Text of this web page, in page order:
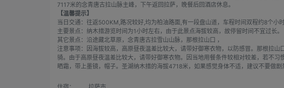
7117米的念青唐古拉山脉主峰，下午返回拉萨，晚餐后回酒店休息。
【温馨提示】
当日交通：往返500KM,路况较好,均为柏油路面,有一段盘山道，车程时间双程约8个小时
主要景点：纳木措游览时间为1小时左右，由于此景点海拔较高，故停留时间不宜过长。
其它景点：沿途藏北草原，念青唐古拉雪山山脉，那根拉山口 ，
注意事项：因海拔较高，高原昼夜温差比较大，请带好御寒衣物，以防感冒。那根拉
骑。由于高原昼夜温差比较大，请带好御寒衣物。因当地用餐条件较相对较差，若不
晒霜，带上墨镜，帽子。圣湖纳木措的海拔4718米，如果感觉身体不适，建议不要做剧
住宿： 拉萨市